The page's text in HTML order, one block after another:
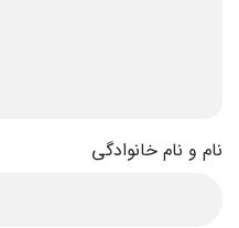
نام و نام خانوادگی